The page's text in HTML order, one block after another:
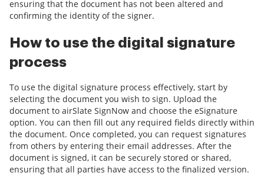
ensuring that the document has not been altered and
confirming the identity of the signer.
How to use the digital signature
process
To use the digital signature process effectively, start by
selecting the document you wish to sign. Upload the
document to airSlate SignNow and choose the eSignature
option. You can then fill out any required fields directly within
the document. Once completed, you can request signatures
from others by entering their email addresses. After the
document is signed, it can be securely stored or shared,
ensuring that all parties have access to the finalized version.